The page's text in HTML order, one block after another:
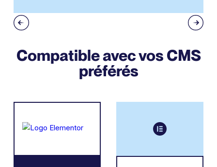
Compatible avec vos CMS
préférés